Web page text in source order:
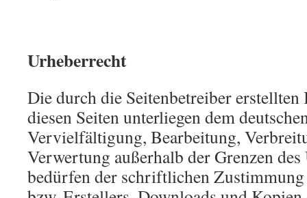
Urheberrecht
Die durch die Seitenbetreiber
diesen Seiten unterliegen dem
Vervielfältigung, Bearbeitung,
Verwertung außerhalb der Grenzen
bedürfen der schriftlichen